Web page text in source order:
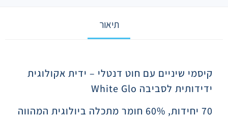
תיאור
קיסמי שיניים עם חוט דנטלי – ידית אקולוגית
ידידותית לסביבה White Glo
70 יחידות, 60% חומר מתכלה ביולוגית המהווה